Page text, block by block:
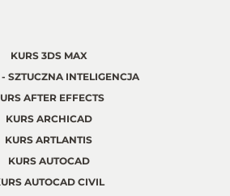
KURS 3DS MAX
SZTUCZNA INTELIGENCJA
AFTER EFFECTS
KURS ARCHICAD
KURS ARTLANTIS
KURS AUTOCAD
AUTOCAD CIVIL